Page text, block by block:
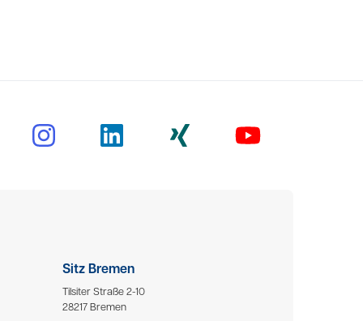
Sitz Bremen
Tilsiter Straße 2-10
28217 Bremen